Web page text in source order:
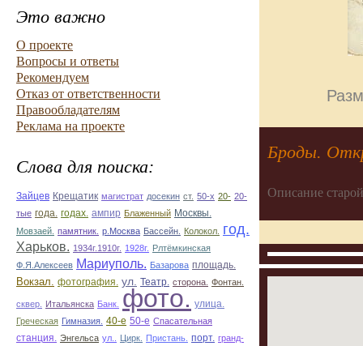
Это важно
О проекте
Вопросы и ответы
Рекомендуем
Отказ от ответственности
Правообладателям
Реклама на проекте
Слова для поиска:
Зайцев Крещатик магистрат досекин ст. 50-х 20- 20-
тые года. годах. ампир Блаженный Москвы.
Мовзаей. памятник. р.Москва Бассейн. Колокол. год.
Харьков. 1934г.1910г. 1928г. Рлтёмкинская
Ф.Я.Алексеев Мариуполь. Базарова площадь.
Вокзал. фотография. ул. Театр. сторона. Фонтан.
сквер. Итальянска Банк. фото. улица.
Греческая Гимназия. 40-е 50-е Спасательная
станция.
Энгельса ул.. Цирк. Пристань. порт. гранд-
Броды.
Описание